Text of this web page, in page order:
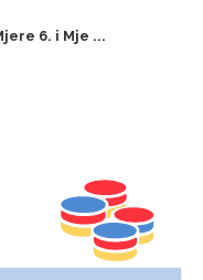
6. i Mje ...